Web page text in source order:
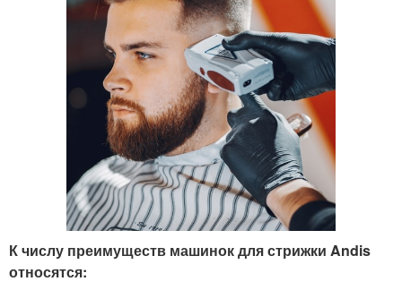
К числу преимуществ машинок для стрижки Andis
относятся: